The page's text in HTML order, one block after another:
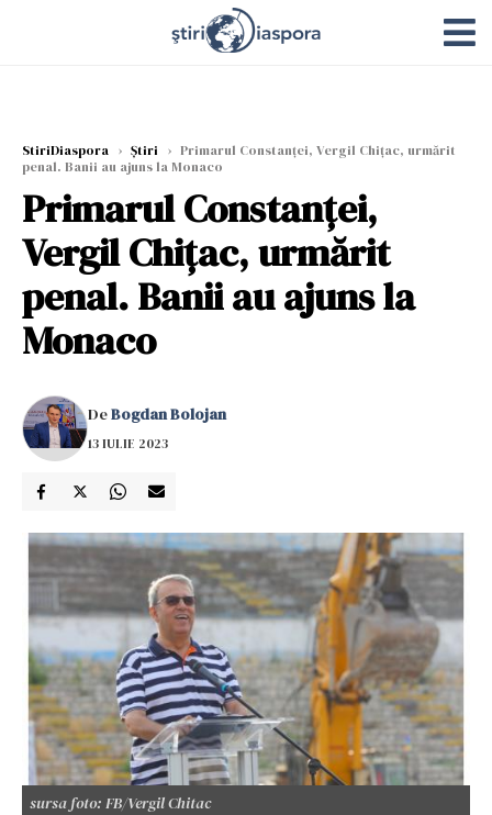
StiriDiaspora › Știri › Primarul Constanței, Vergil Chițac, urmărit
penal. Banii au ajuns la Monaco
Primarul Constanței,
Vergil Chițac, urmărit
penal. Banii au ajuns la
Monaco
DeBogdan Bolojan
13 IULIE 2023
sursa foto: FB/Vergil Chitac